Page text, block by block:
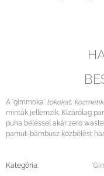
A 'gimmoka' tokokat,
minták jellemzik. Kizárólag
puha béléssel akár zero
pamut-bambusz közbélést
Kategória: